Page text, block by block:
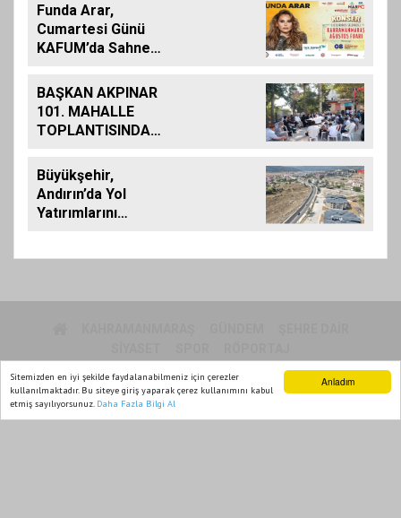
Anladım
Sitemizden en iyi şekilde faydalanabilmeniz için çerezler
kullanılmaktadır. Bu siteye giriş yaparak çerez kullanımını kabul
etmiş sayılıyorsunuz. Daha Fazla Bilgi Al
Funda Arar,
Cumartesi Günü
KAFUM’da Sahne
BAŞKAN AKPINAR
101. MAHALLE
TOPLANTISINDA
MAHALLESİ
SAKİNLERİYLE
BULUŞTU
Büyükşehir,
Andırın’da Yol
Yatırımlarını
MARPOL TV 2015
Yazılım |
Ana Sayfa Web TV